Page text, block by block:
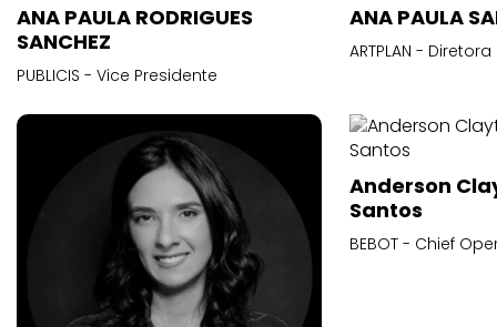
ANA PAULA RODRIGUES
SANCHEZ
PUBLICIS - Vice Presidente
ANA PAULA
ARTPLAN -
Anderson
Santos
BEBOT - Chief